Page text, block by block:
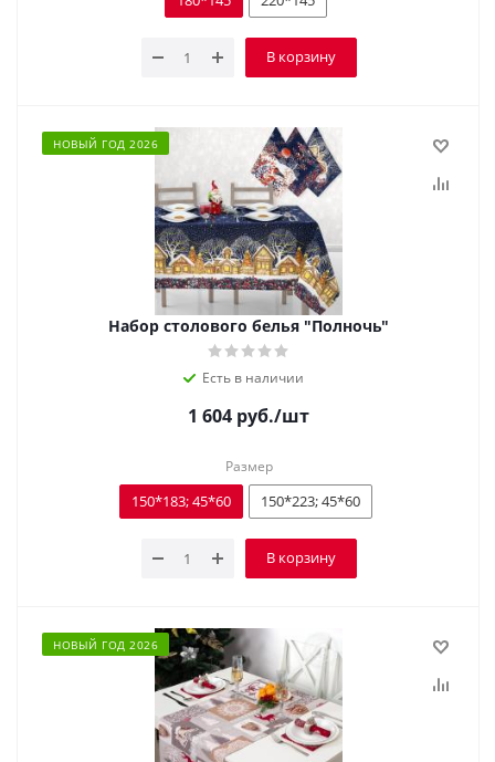
В корзину
НОВЫЙ ГОД 2026
Набор столового белья "Полночь"
Есть в наличии
1 604 руб./шт
Размер
150*183; 45*60 150*223; 45*60
В корзину
НОВЫЙ ГОД 2026